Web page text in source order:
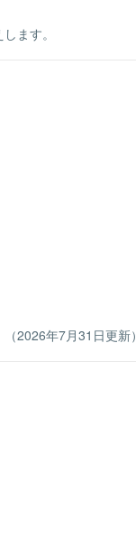
ます。
2026年7月31日更新）